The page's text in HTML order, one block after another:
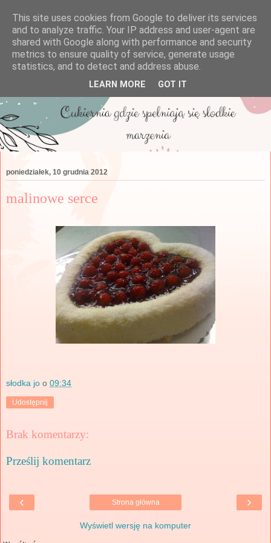
poniedziałek, 10 grudnia 2012
malinowe serce
słodka jo o 09:34
Udostępnij
Brak komentarzy:
Prześlij komentarz
‹ ›
Strona główna
Wyświetl wersję na komputer
This site uses cookies from Google to deliver its services
and to analyze traffic. Your IP address and user-agent are
shared with Google along with performance and security
metrics to ensure quality of service, generate usage
statistics, and to detect and address abuse.
LEARN MORE GOT IT